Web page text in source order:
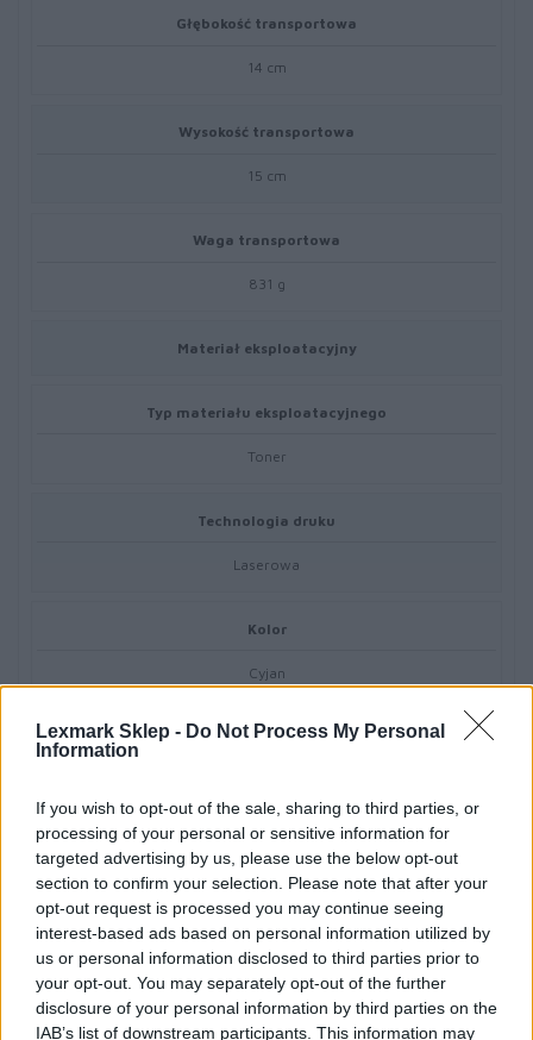
Lexmark Sklep - Do Not Process My Personal
Information
If you wish to opt-out of the sale, sharing to third parties, or
processing of your personal or sensitive information for
targeted advertising by us, please use the below opt-out
section to confirm your selection. Please note that after your
opt-out request is processed you may continue seeing
interest-based ads based on personal information utilized by
us or personal information disclosed to third parties prior to
your opt-out. You may separately opt-out of the further
disclosure of your personal information by third parties on the
IAB’s list of downstream participants. This information may
Głębokość transportowa
14 cm
Wysokość transportowa
15 cm
Waga transportowa
831 g
Materiał eksploatacyjny
Typ materiału eksploatacyjnego
Toner
Technologia druku
Laserowa
Kolor
Cyjan
Ilość w komplecie
Własności kasety tonera
Toner Unison
Uzysk
Do 46900 stron ISO/IEC 19798